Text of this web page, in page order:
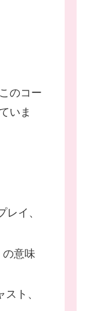
のコー
いま
イ、
意味
ト、